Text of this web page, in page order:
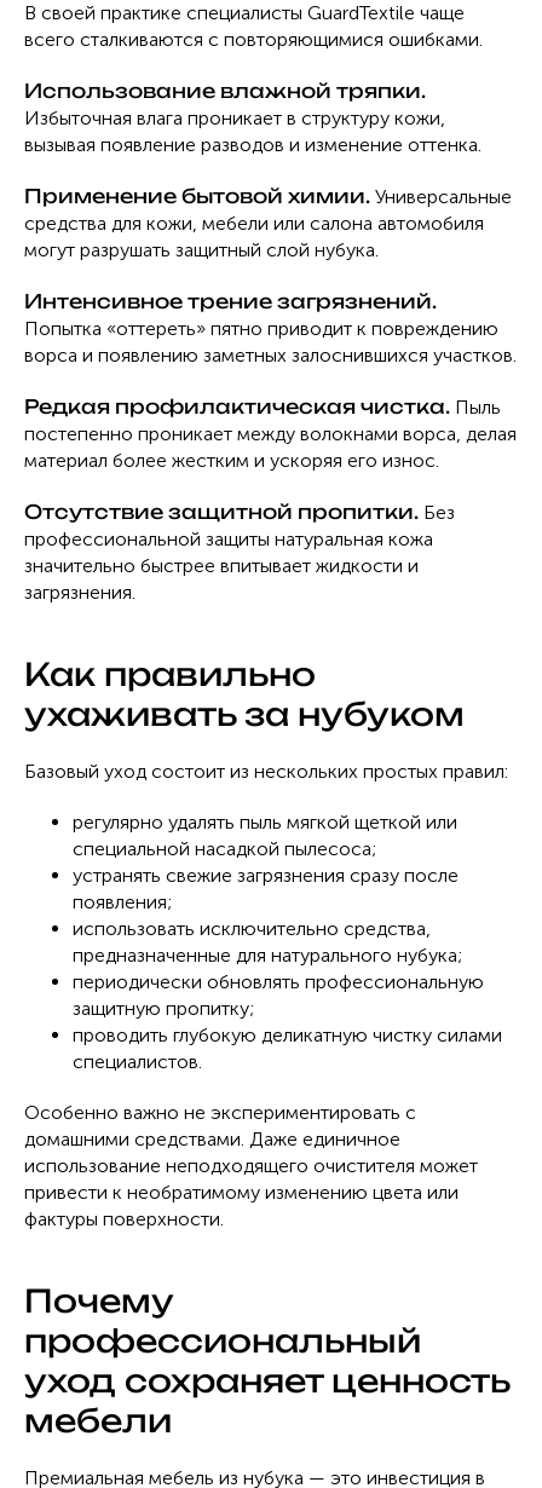
В своей практике специалисты GuardTextile чаще
всего сталкиваются с повторяющимися ошибками.
Использование влажной тряпки.
Избыточная влага проникает в структуру кожи,
вызывая появление разводов и изменение оттенка.
Применение бытовой химии. Универсальные
средства для кожи, мебели или салона автомобиля
могут разрушать защитный слой нубука.
Интенсивное трение загрязнений.
Попытка «оттереть» пятно приводит к повреждению
ворса и появлению заметных залоснившихся участков.
Редкая профилактическая чистка. Пыль
постепенно проникает между волокнами ворса, делая
материал более жестким и ускоряя его износ.
Отсутствие защитной пропитки. Без
профессиональной защиты натуральная кожа
значительно быстрее впитывает жидкости и
загрязнения.
Как правильно
ухаживать за нубуком
Базовый уход состоит из нескольких простых правил:
регулярно удалять пыль мягкой щеткой или
специальной насадкой пылесоса;
устранять свежие загрязнения сразу после
появления;
использовать исключительно средства,
предназначенные для натурального нубука;
периодически обновлять профессиональную
защитную пропитку;
проводить глубокую деликатную чистку силами
специалистов.
Особенно важно не экспериментировать с
домашними средствами. Даже единичное
использование неподходящего очистителя может
привести к необратимому изменению цвета или
фактуры поверхности.
Почему
профессиональный
уход сохраняет ценность
мебели
Премиальная мебель из нубука — это инвестиция в